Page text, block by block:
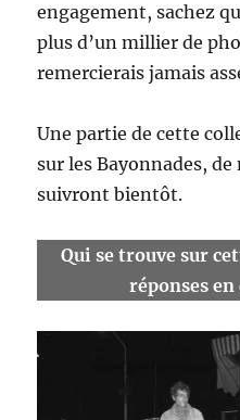
engagement, sachez
plus d’un millier de
remercierais jamais
Une partie de cette
sur les Bayonnades,
suivront bientôt.
Qui se trouve sur
réponses